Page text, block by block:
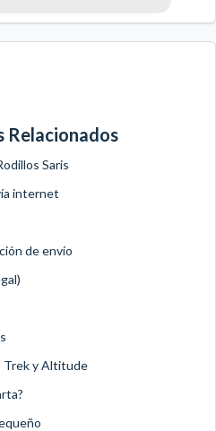
Relacionados
Saris
internet
de envío
Trek y Altitude